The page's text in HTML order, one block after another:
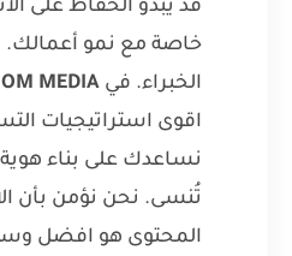
قد يبدو الحفاظ على
خاصة مع نمو أعمالك.
الخبراء. في MEDIA
اقوى استراتيجيات
نساعدك على بناء هوية
تُنسى. نحن نؤمن بأن
المحتوى هو افضل